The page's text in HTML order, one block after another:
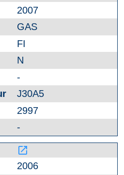
2007
GAS
FI
N
-
J30A5
2997
-
launch
2006